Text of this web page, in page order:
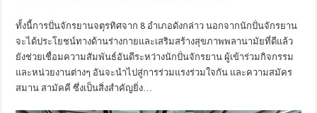
ทั้งนี้การปั่นจักรยานจตุรทิศจาก 8 อำเภอดังกล่าว นอกจากนักปั่นจักรยาน
จะได้ประโยชน์ทางด้านร่างกายและเสริมสร้างสุขภาพพลานามัยที่ดีแล้ว
ยังช่วยเชื่อมความสัมพันธ์อันดีระหว่างนักปั่นจักรยาน ผู้เข้าร่วมกิจกรรม
และหน่วยงานต่างๆ อันจะนำไปสู่การร่วมแรงร่วมใจกัน และความสมัคร
สมาน สามัคคี ซึ่งเป็นสิ่งสำคัญยิ่ง…